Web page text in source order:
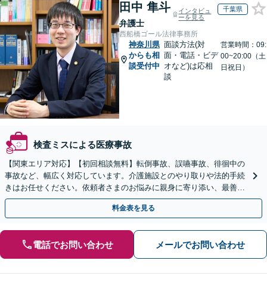
田中 隼斗
弁護士
インタビュ
ーを見る
千葉県
西船橋ゴール法律事務所
神奈川県
からも相
談受付中
面談方法(対
面・電話・ビデ
オなど)は応相
談
営業時間：09:
00~20:00（土
日祝日）
検査ミスによる医療事故
【関東エリア対応】【初回相談無料】転倒事故、誤嚥事故、徘徊中の
事故など、幅広く対応しています。介護施設とのやり取りや法的手続
きはお任せください。依頼者さまのお悩みに親身に寄り添い、最善の
結果が得られるように尽力いたします。
料金表を見る
電話でお問い合わせ メールでお問い合わせ